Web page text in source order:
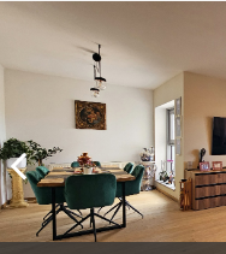
Previous